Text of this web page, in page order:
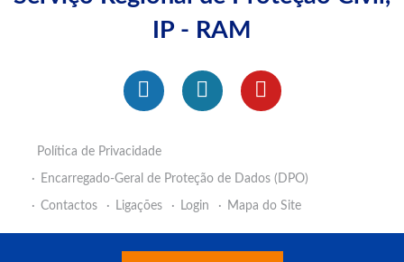
IP - RAM
Política de Privacidade
Encarregado-Geral de Proteção de Dados (DPO)
Contactos
Ligações Login Mapa do Site